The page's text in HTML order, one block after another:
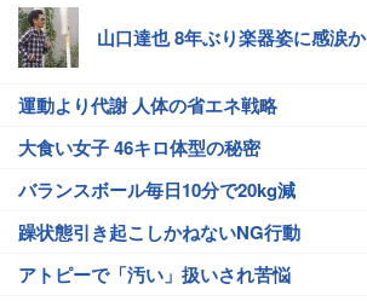
山口達也 8年ぶり楽器姿に感涙か
運動より代謝 人体の省エネ戦略
大食い女子 46キロ体型の秘密
バランスボール毎日10分で20kg減
躁状態引き起こしかねないNG行動
アトピーで「汚い」扱いされ苦悩